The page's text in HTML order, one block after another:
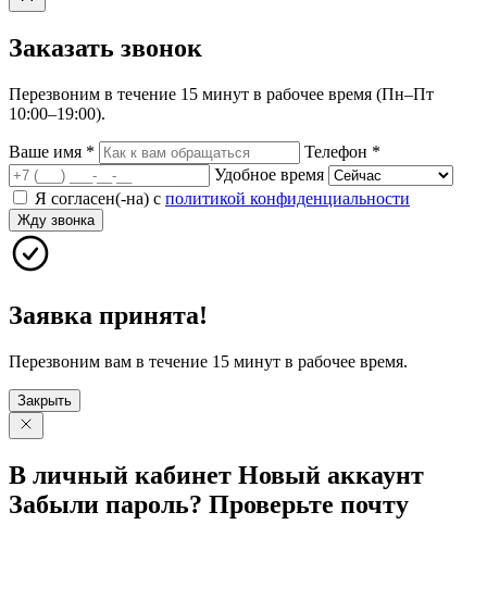
Заказать звонок
Перезвоним в течение 15 минут в рабочее время (Пн–Пт
10:00–19:00).
Ваше имя * Телефон *
Удобное время
Я согласен(-на) с политикой конфиденциальности
Жду звонка
Заявка принята!
Перезвоним вам в течение 15 минут в рабочее время.
Закрыть
В личный кабинет Новый аккаунт
Забыли пароль? Проверьте почту